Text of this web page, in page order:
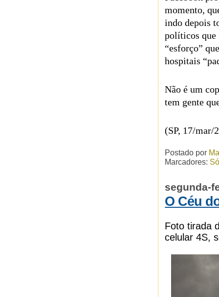
momento,
indo depois
políticos que
“esforço”
hospitais
Não é um
tem gente
(SP, 17/mar/
Postado por
Marcadores:
segunda-
O Céu
Foto tirada
celular 4S,